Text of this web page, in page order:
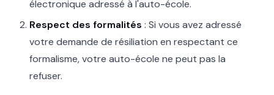
électronique adressé à l'auto-école.
Respect des formalités : Si vous avez adressé
votre demande de résiliation en respectant ce
formalisme, votre auto-école ne peut pas la
refuser.